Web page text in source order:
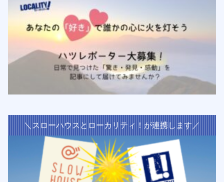
＼スローハウスとローカリティ！が連携します／